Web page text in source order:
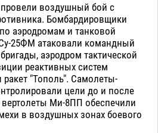
воздушный бой с
Бомбардировщики
аэродромам и танковой
25ФМ атаковали командный
аэродром тактической
реактивных систем
ракет "Тополь". Самолеты-
цели до и после
Ми-8ПП обеспечили
в воздушных зонах боевого